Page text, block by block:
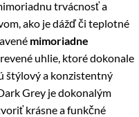
trvácnosť a
ako je dážď či teplotné
mimoriadne
uhlie, ktoré dokonale
štýlový a konzistentný
Grey je dokonalým
krásne a funkčné